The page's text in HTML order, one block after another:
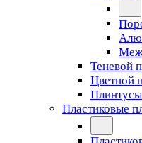
Теневой
Цветной
Пластиковые